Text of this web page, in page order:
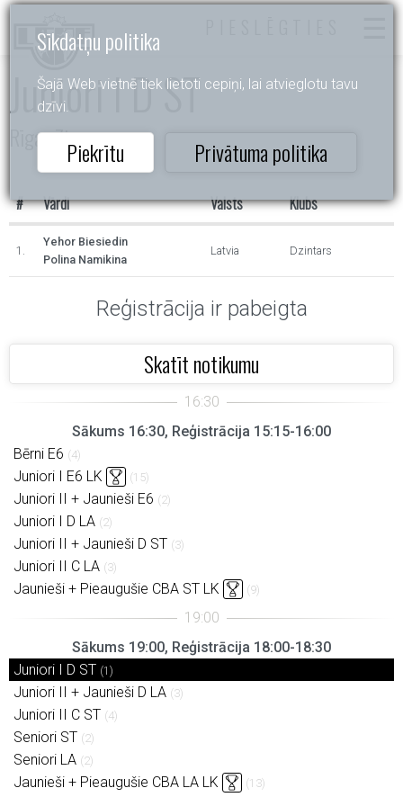
Sīkdatņu politika
Šajā Web vietnē tiek lietoti cepiņi, lai atvieglotu tavu
dzīvi.
Piekrītu Privātuma politika
Juniori I D ST
Rīgas Ziema
# Vārdi Valsts Klubs
1.
Yehor Biesiedin
Polina Namikina
Latvia Dzintars
Reģistrācija ir pabeigta
Skatīt notikumu
Sākums 16:30, Reģistrācija 15:15-16:00
Bērni E6 (4)
Juniori I E6 LK (15)
Juniori II + Jaunieši E6 (2)
Juniori I D LA (2)
Juniori II + Jaunieši D ST (3)
Juniori II C LA (3)
Jaunieši + Pieaugušie CBA ST LK (9)
Sākums 19:00, Reģistrācija 18:00-18:30
Juniori I D ST (1)
Juniori II + Jaunieši D LA (3)
Juniori II C ST (4)
Seniori ST (2)
Seniori LA (2)
Jaunieši + Pieaugušie CBA LA LK (13)